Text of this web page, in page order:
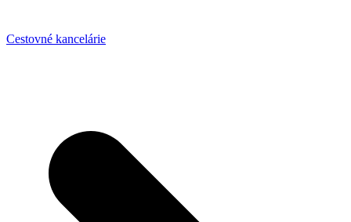
Cestovné kancelárie